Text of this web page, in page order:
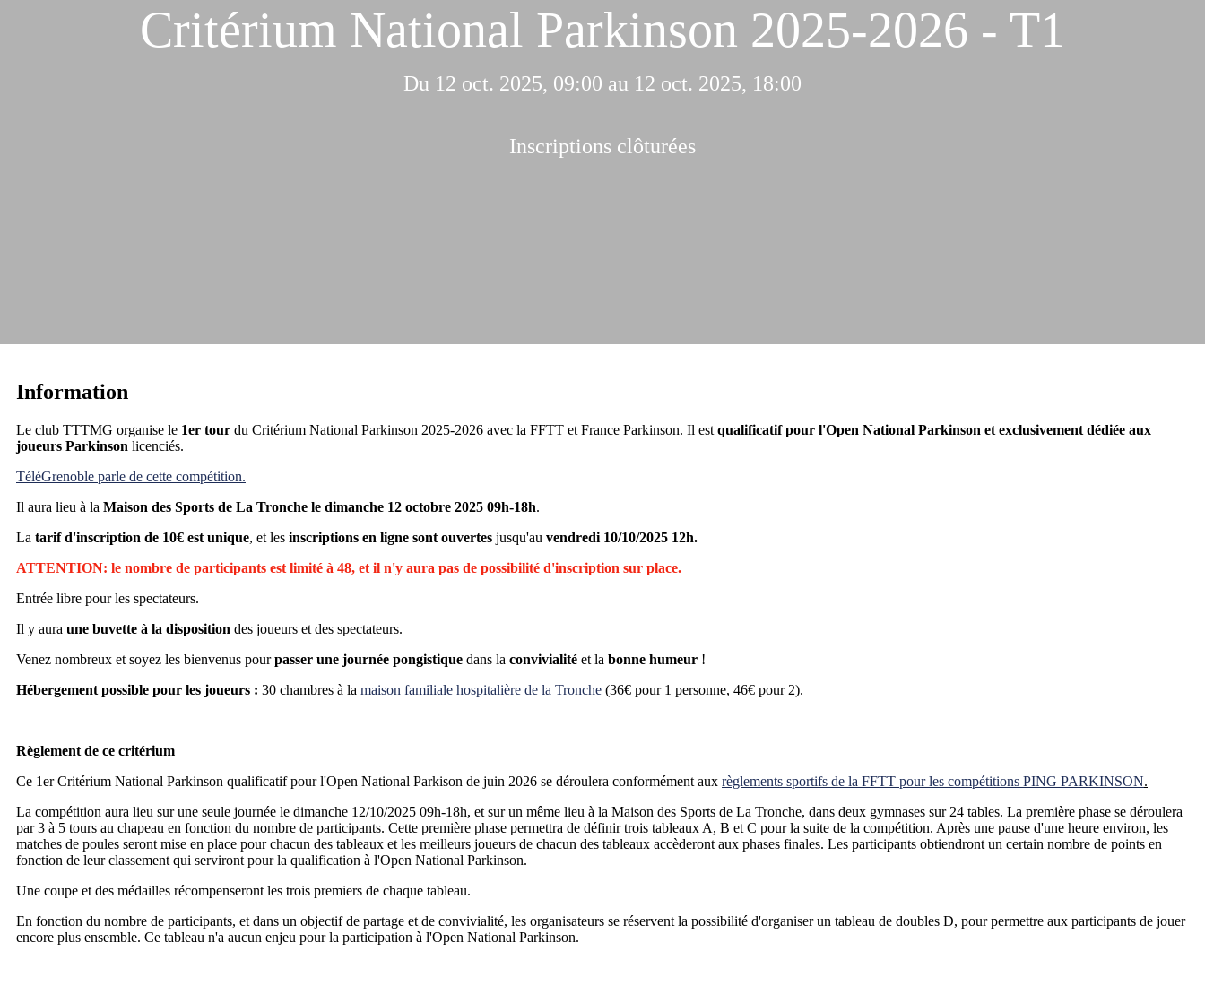
Critérium National Parkinson 2025-2026 - T1
Du 12 oct. 2025, 09:00 au 12 oct. 2025, 18:00
Inscriptions clôturées
Information
Le club TTTMG organise le 1er tour du Critérium National Parkinson 2025-2026 avec la FFTT et France Parkinson. Il est qualificatif pour l'Open National Parkinson et exclusivement dédiée aux
joueurs Parkinson licenciés.
TéléGrenoble parle de cette compétition.
Il aura lieu à la Maison des Sports de La Tronche le dimanche 12 octobre 2025 09h-18h.
La tarif d'inscription de 10€ est unique, et les inscriptions en ligne sont ouvertes jusqu'au vendredi 10/10/2025 12h.
ATTENTION: le nombre de participants est limité à 48, et il n'y aura pas de possibilité d'inscription sur place.
Entrée libre pour les spectateurs.
Il y aura une buvette à la disposition des joueurs et des spectateurs.
Venez nombreux et soyez les bienvenus pourpasser une journée pongistique dans la convivialité et la bonne humeur !
Hébergement possible pour les joueurs : 30 chambres à la maison familiale hospitalière de la Tronche (36€ pour 1 personne, 46€ pour 2).
Règlement de ce critérium
Ce 1er Critérium National Parkinson qualificatif pour l'Open National Parkison de juin 2026 se déroulera conformément aux règlements sportifs de la FFTT pour les compétitions PING PARKINSON.
La compétition aura lieu sur une seule journée le dimanche 12/10/2025 09h-18h, et sur un même lieu à la Maison des Sports de La Tronche, dans deux gymnases sur 24 tables. La première phase se déroulera
par 3 à 5 tours au chapeau en fonction du nombre de participants. Cette première phase permettra de définir trois tableaux A, B et C pour la suite de la compétition. Après une pause d'une heure environ, les
matches de poules seront mise en place pour chacun des tableaux et les meilleurs joueurs de chacun des tableaux accèderont aux phases finales. Les participants obtiendront un certain nombre de points en
fonction de leur classement qui serviront pour la qualification à l'Open National Parkinson.
Une coupe et des médailles récompenseront les trois premiers de chaque tableau.
En fonction du nombre de participants, et dans un objectif de partage et de convivialité, les organisateurs se réservent la possibilité d'organiser un tableau de doubles D, pour permettre aux participants de jouer
encore plus ensemble. Ce tableau n'a aucun enjeu pour la participation à l'Open National Parkinson.